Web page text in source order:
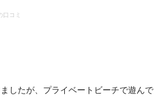
口コミ
したが、プライベートビーチで遊んで